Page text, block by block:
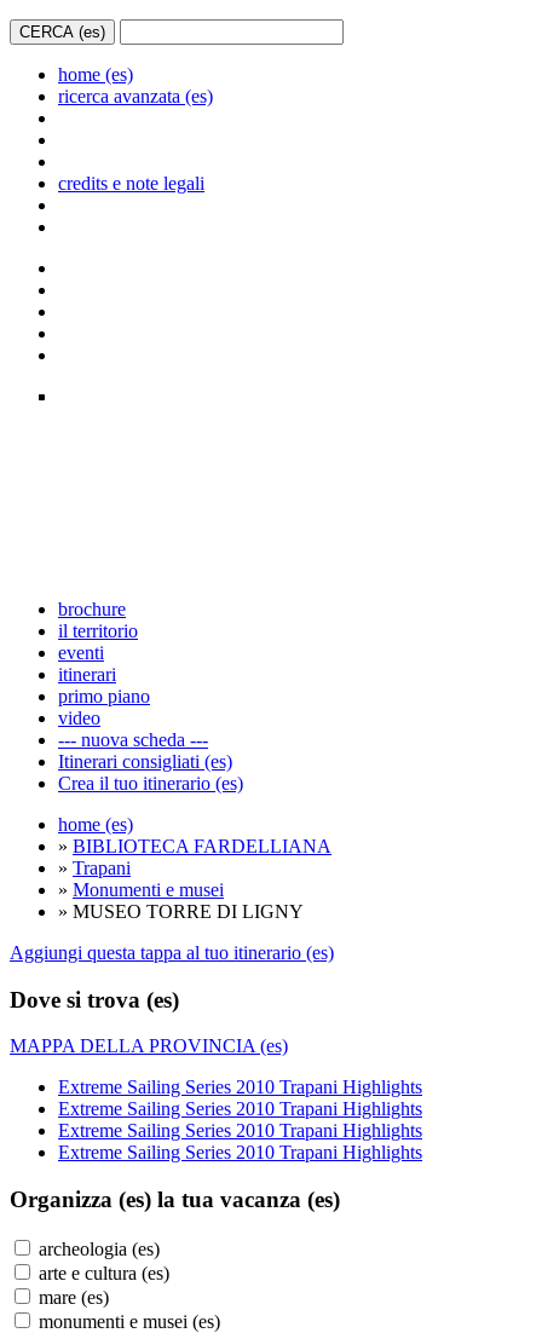
home (es)
ricerca avanzata (es)
credits e note legali
brochure
il territorio
eventi
itinerari
primo piano
video
--- nuova scheda ---
Itinerari consigliati (es)
Crea il tuo itinerario (es)
home (es)
» BIBLIOTECA FARDELLIANA
» Trapani
» Monumenti e musei
» MUSEO TORRE DI LIGNY
Aggiungi questa tappa al tuo itinerario (es)
Dove si trova (es)
MAPPA DELLA PROVINCIA (es)
Extreme Sailing Series 2010 Trapani Highlights
Extreme Sailing Series 2010 Trapani Highlights
Extreme Sailing Series 2010 Trapani Highlights
Extreme Sailing Series 2010 Trapani Highlights
Organizza (es) la tua vacanza (es)
archeologia (es)
arte e cultura (es)
mare (es)
monumenti e musei (es)